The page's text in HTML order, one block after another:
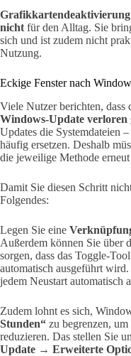
Grafikkartendeaktivierung
nicht für den Alltag. Sie
sich und ist zudem nicht
Nutzung.
Eckige Fenster nach
Viele Nutzer berichten, dass
Windows-Update verloren
Updates die Systemdateien
häufig ersetzen. Deshalb
die jeweilige Methode
Damit Sie diesen Schritt
Folgendes:
Legen Sie eine
Außerdem können Sie über
sorgen, dass das Toggle-
automatisch ausgeführt
jedem Neustart automatisch
Zudem lohnt es sich,
Stunden“ zu begrenzen,
reduzieren. Das stellen Sie
Update → Erweiterte